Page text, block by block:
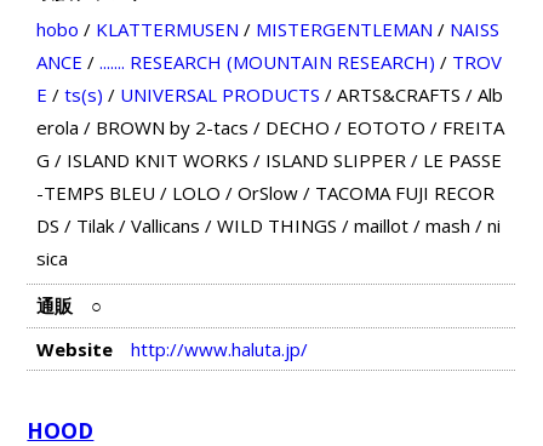
hobo / KLATTERMUSEN / MISTERGENTLEMAN / NAISS
ANCE / ....... RESEARCH (MOUNTAIN RESEARCH) / TROV
E / ts(s) / UNIVERSAL PRODUCTS / ARTS&CRAFTS / Alb
erola / BROWN by 2-tacs / DECHO / EOTOTO / FREITA
G / ISLAND KNIT WORKS / ISLAND SLIPPER/ LE PASSE
-TEMPS BLEU / LOLO / OrSlow/ TACOMA FUJI RECOR
DS / Tilak/ Vallicans / WILD THINGS / maillot/ mash / ni
sica
通販
○
Website
http://www.haluta.jp/
HOOD